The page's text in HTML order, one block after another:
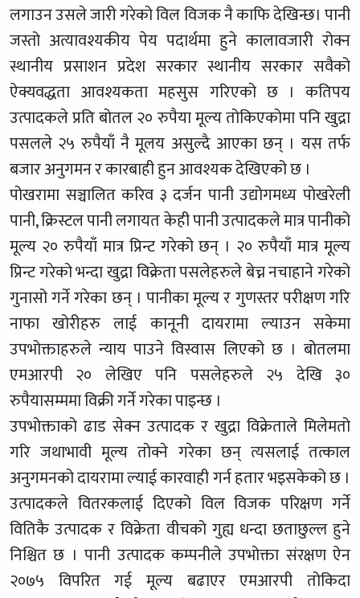
लगाउन उसले जारी गरेको विल विजक नै काफि देखिन्छ। पानी
जस्तो अत्यावश्यकीय पेय पदार्थमा हुने कालावजारी रोक्न
स्थानीय प्रसाशन प्रदेश सरकार स्थानीय सरकार सवैको
ऐक्यवद्धता आवश्यकता महसुस गरिएको छ । कतिपय
उत्पादकले प्रति बोतल २० रुपैया मूल्य तोकिएकोमा पनि खुद्रा
पसलले २५ रुपैयाँ नै मूलय असुल्दै आएका छन् । यस तर्फ
बजार अनुगमन र कारबाही हुन आवश्यक देखिएको छ ।
पोखरामा सञ्चालित करिव ३ दर्जन पानी उद्योगमध्य पोखरेली
पानी, क्रिस्टल पानी लगायत केही पानी उत्पादकले मात्र पानीको
मूल्य २० रुपैयाँ मात्र प्रिन्ट गरेको छन् । २० रुपैयाँ मात्र मूल्य
प्रिन्ट गरेको भन्दा खुद्रा विक्रेता पसलेहरुले बेच्न नचाहाने गरेको
गुनासो गर्ने गरेका छन् । पानीका मूल्य र गुणस्तर परीक्षण गरि
नाफा खोरीहरु लाई कानूनी दायरामा ल्याउन सकेमा
उपभोक्ताहरुले न्याय पाउने विस्वास लिएको छ । बोतलमा
एमआरपी २० लेखिए पनि पसलेहरुले २५ देखि ३०
रुपैयासम्ममा विक्री गर्ने गरेका पाइन्छ ।
उपभोक्ताको ढाड सेक्न उत्पादक र खुद्रा विक्रेताले मिलेमतो
गरि जथाभावी मूल्य तोक्ने गरेका छन् त्यसलाई तत्काल
अनुगमनको दायरामा ल्याई कारवाही गर्न हतार भइसकेको छ ।
उत्पादकले वितरकलाई दिएको विल विजक परिक्षण गर्ने
वितिकै उत्पादक र विक्रेता वीचको गुह्य धन्दा छताछुल्ल हुने
निश्चित छ । पानी उत्पादक कम्पनीले उपभोक्ता संरक्षण ऐन
२०७५ विपरित गई मूल्य बढाएर एमआरपी तोकिदा